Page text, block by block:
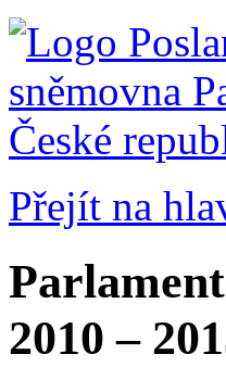
Přejít na
2010 –